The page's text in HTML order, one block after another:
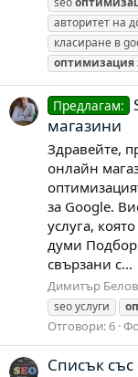
авторитет на
класиране в
оптимизация
Предлагам:
магазини
Здравейте,
онлайн
за Google.
услуга,
думи
свързани с...
Димитър
seo услуги
Отговори: 6
Списък